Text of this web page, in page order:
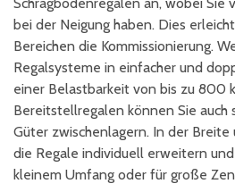
bei der Neigung haben. Dies
Bereichen die Kommissionierung.
Regalsysteme in einfacher und
einer Belastbarkeit von bis zu 800
Bereitstellregalen können Sie auch
Güter zwischenlagern. In der Breite
die Regale individuell erweitern
kleinem Umfang oder für große